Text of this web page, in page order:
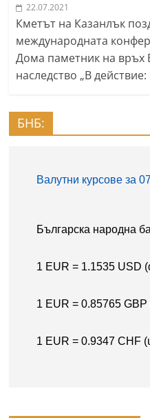
22.07.2021
Кметът на Казанлък
международната
Дома паметник на връх
наследство „В действие:
БНБ: